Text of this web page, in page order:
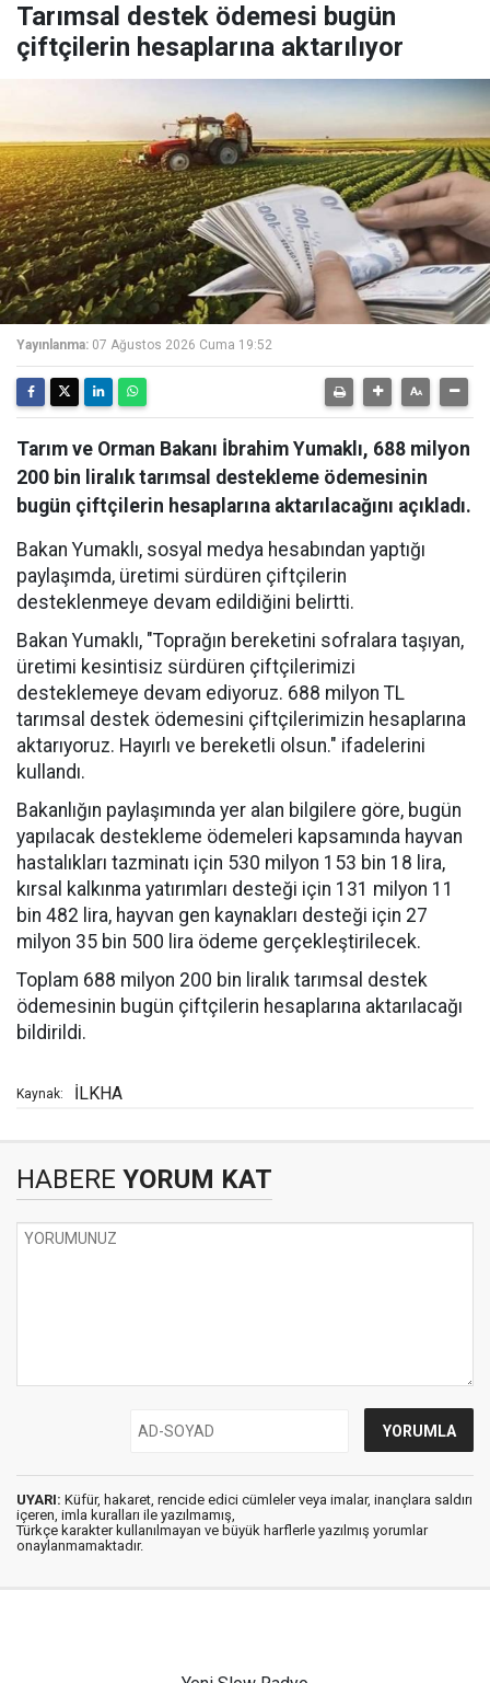
Tarımsal destek ödemesi bugün
çiftçilerin hesaplarına aktarılıyor
Yayınlanma: 07 Ağustos 2026 Cuma 19:52
Tarım ve Orman Bakanı İbrahim Yumaklı, 688 milyon
200 bin liralık tarımsal destekleme ödemesinin
bugün çiftçilerin hesaplarına aktarılacağını açıkladı.
Bakan Yumaklı, sosyal medya hesabından yaptığı
paylaşımda, üretimi sürdüren çiftçilerin
desteklenmeye devam edildiğini belirtti.
Bakan Yumaklı, "Toprağın bereketini sofralara taşıyan,
üretimi kesintisiz sürdüren çiftçilerimizi
desteklemeye devam ediyoruz. 688 milyon TL
tarımsal destek ödemesini çiftçilerimizin hesaplarına
aktarıyoruz. Hayırlı ve bereketli olsun." ifadelerini
kullandı.
Bakanlığın paylaşımında yer alan bilgilere göre, bugün
yapılacak destekleme ödemeleri kapsamında hayvan
hastalıkları tazminatı için 530 milyon 153 bin 18 lira,
kırsal kalkınma yatırımları desteği için 131 milyon 11
bin 482 lira, hayvan gen kaynakları desteği için 27
milyon 35 bin 500 lira ödeme gerçekleştirilecek.
Toplam 688 milyon 200 bin liralık tarımsal destek
ödemesinin bugün çiftçilerin hesaplarına aktarılacağı
bildirildi.
Kaynak: İLKHA
HABERE YORUM KAT
UYARI: Küfür, hakaret, rencide edici cümleler veya imalar, inançlara saldırı
içeren, imla kuralları ile yazılmamış,
Türkçe karakter kullanılmayan ve büyük harflerle yazılmış yorumlar
onaylanmamaktadır.